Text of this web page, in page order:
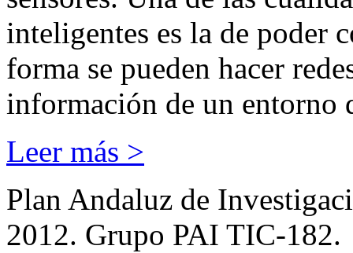
inteligentes es la de poder
forma se pueden hacer
información de un entorno
Leer más >
Plan Andaluz de
2012. Grupo PAI TIC-182.